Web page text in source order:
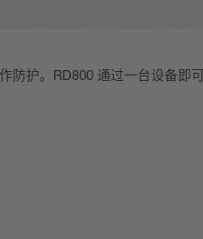
护。RD800 通过一台设备即